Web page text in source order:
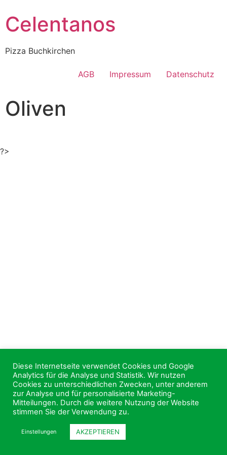
Celentanos
Pizza Buchkirchen
AGB Impressum Datenschutz
Oliven
Diese Internetseite verwendet Cookies und Google
Analytics für die Analyse und Statistik. Wir nutzen
Cookies zu unterschiedlichen Zwecken, unter anderem
zur Analyse und für personalisierte Marketing-
Mitteilungen. Durch die weitere Nutzung der Website
stimmen Sie der Verwendung zu.
Einstellungen AKZEPTIEREN
?>